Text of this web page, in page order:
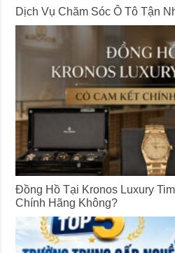
Dịch Vụ Chăm Sóc Ô Tô Tận
Đồng Hồ Tại Kronos Luxury
Chính Hãng Không?